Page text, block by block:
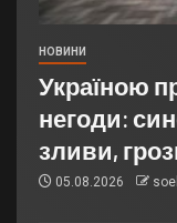
НОВИНИ
Україною
негоди:
зливи,
05.08.2026 soel